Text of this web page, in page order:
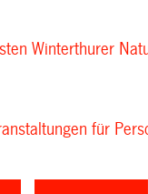
Winterthurer
für